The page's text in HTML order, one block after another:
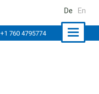
+1 760 4795774
De En